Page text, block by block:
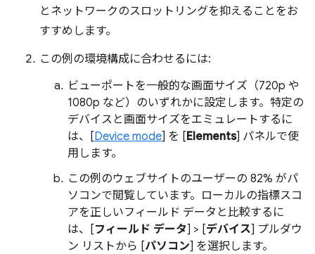
とネットワークのスロットリングを抑えることをお
すすめします。
この例の環境構成に合わせるには:
ビューポートを一般的な画面サイズ（720p や
1080p など）のいずれかに設定します。特定の
デバイスと画面サイズをエミュレートするに
は、[Device mode] を [Elements] パネルで使
用します。
この例のウェブサイトのユーザーの 82% がパ
ソコンで閲覧しています。ローカルの指標スコ
アを正しいフィールド データと比較するに
は、[フィールド データ] > [デバイス] プルダウ
ン リストから [パソコン] を選択します。